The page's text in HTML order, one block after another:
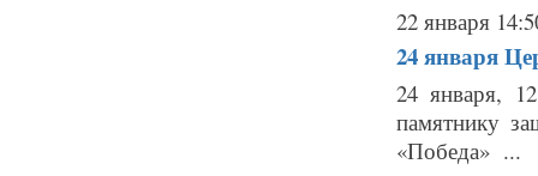
22 января
24 января
24 января,
памятнику
«Победа» ...